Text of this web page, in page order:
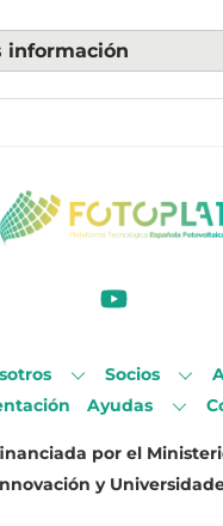
información
Socios
Ayudas
por el
y